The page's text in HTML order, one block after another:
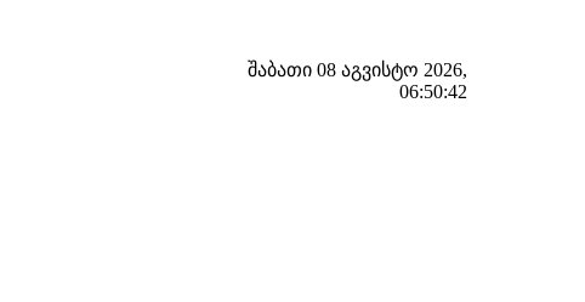
შაბათი 08 აგვისტო 2026,
06:50:42